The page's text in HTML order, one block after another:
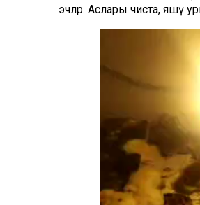
эчәләр. Аслары чиста,